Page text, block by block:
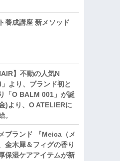
養成講座 新メソッド
】不動の人気N
より、ブランド初と
「O BALM 001」が誕
)より、O ATELIERに
。
ブランド 『Meica（メ
金木犀＆フィグの香り
保湿ケアアイテムが新